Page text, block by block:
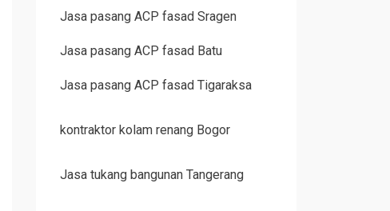
Jasa pasang ACP fasad Sragen
Jasa pasang ACP fasad Batu
Jasa pasang ACP fasad Tigaraksa
kontraktor kolam renang Bogor
Jasa tukang bangunan Tangerang